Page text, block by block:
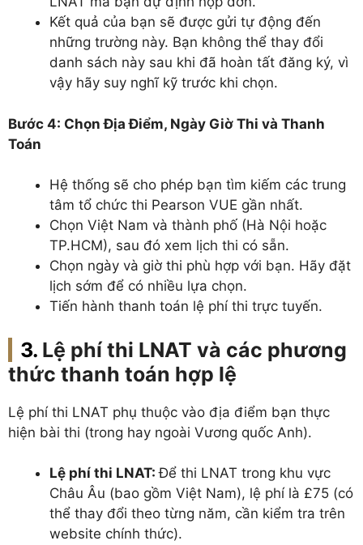
Kết quả của bạn sẽ được gửi tự động đến
những trường này. Bạn không thể thay đổi
danh sách này sau khi đã hoàn tất đăng ký, vì
vậy hãy suy nghĩ kỹ trước khi chọn.
Bước 4: Chọn Địa Điểm, Ngày Giờ Thi và Thanh
Toán
Hệ thống sẽ cho phép bạn tìm kiếm các trung
tâm tổ chức thi Pearson VUE gần nhất.
Chọn Việt Nam và thành phố (Hà Nội hoặc
TP.HCM), sau đó xem lịch thi có sẵn.
Chọn ngày và giờ thi phù hợp với bạn. Hãy đặt
lịch sớm để có nhiều lựa chọn.
Tiến hành thanh toán lệ phí thi trực tuyến.
Lệ phí thi LNAT và các phương
thức thanh toán hợp lệ
Lệ phí thi LNAT phụ thuộc vào địa điểm bạn thực
hiện bài thi (trong hay ngoài Vương quốc Anh).
Lệ phí thi LNAT:Để thi LNAT trong khu vực
Châu Âu (bao gồm Việt Nam), lệ phí là £75 (có
thể thay đổi theo từng năm, cần kiểm tra trên
website chính thức).